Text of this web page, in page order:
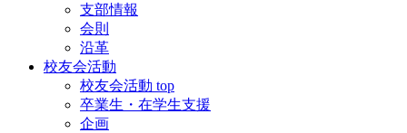
支部情報
会則
沿革
校友会活動
校友会活動 top
卒業生・在学生支援
企画